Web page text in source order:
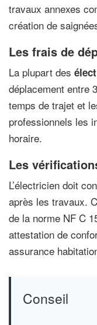
travaux annexes
création de
Les frais de
La plupart des
déplacement entre
temps de trajet et
professionnels les
horaire.
Les
L’électricien doit
après les travaux.
de la norme NF C
attestation de
assurance
Conseil